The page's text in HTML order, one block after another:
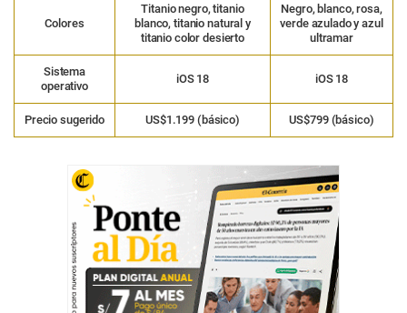
Colores
Titanio negro, titanio
blanco, titanio natural y
titanio color desierto
Negro, blanco, rosa,
verde azulado y azul
ultramar
Sistema
operativo
iOS 18 iOS 18
Precio sugerido US$1.199 (básico) US$799 (básico)